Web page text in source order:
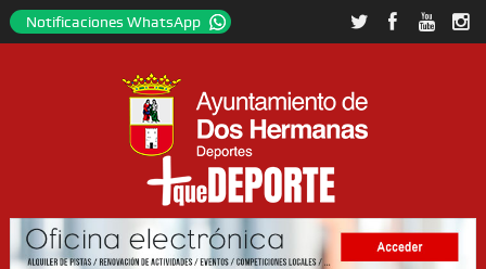
Notificaciones WhatsApp